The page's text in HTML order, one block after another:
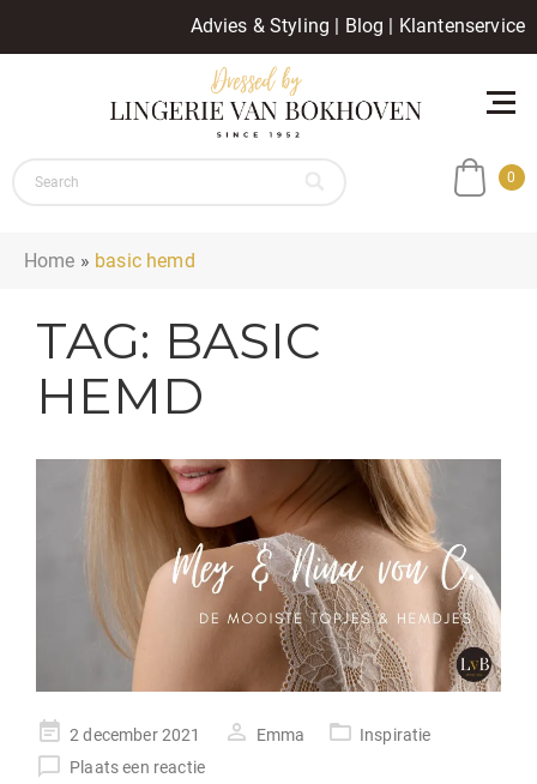
Advies & Styling | Blog | Klantenservice
0
Home » basic hemd
TAG: BASIC
HEMD
geplaatst
op
2 december 2021 Emma
Inspiratie
Plaats een reactie